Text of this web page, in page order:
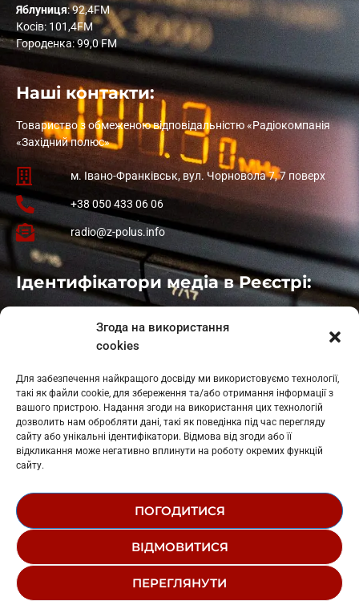
Згода на використання
cookies
Для забезпечення найкращого досвіду ми використовуємо технології,
такі як файли cookie, для збереження та/або отримання інформації з
вашого пристрою. Надання згоди на використання цих технологій
дозволить нам обробляти дані, такі як поведінка під час перегляду
сайту або унікальні ідентифікатори. Відмова від згоди або її
відкликання може негативно вплинути на роботу окремих функцій
сайту.
ПОГОДИТИСЯ
ВІДМОВИТИСЯ
ПЕРЕГЛЯНУТИ
Яблуниця: 92,4FM
Косів: 101,4FM
Городенка: 99,0 FM
Наші контакти:
Товариство з обмеженою відповідальністю «Радіокомпанія
«Західний полюс»
м. Івано-Франківськ, вул. Чорновола 7, 7 поверх
+38 050 433 06 06
radio@z-polus.info
Ідентифікатори медіа в Реєстрі:
: L11-01410
: L11-01801
Косів: L11-01805
Гарасимів: L11-02274
© 1995-2026 РК «ЗАХІДНИЙ ПОЛЮС»
РЕДАКЦІЙНИЙ СТАТУТ
СТРУКТУРА ВЛАСНОСТІ